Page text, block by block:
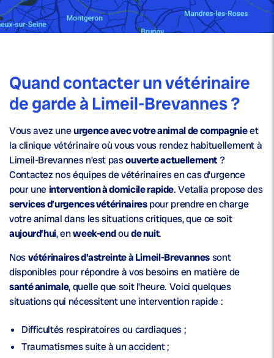
Quand contacter un vétérinaire
de garde à Limeil-Brevannes ?
Vous avez uneurgence avec votre animal de compagnieet
la clinique vétérinaire où vous vous rendez habituellement à
Limeil-Brevannes n’est pasouverte actuellement?
Contactez nos équipes de vétérinaires en cas d’urgence
pour uneintervention à domicile rapide. Vetalia propose des
services d’urgences vétérinairespour prendre en charge
votre animal dans les situations critiques, que ce soit
aujourd’hui, enweek-endoude nuit.
Nosvétérinaires d’astreinte à Limeil-Brevannessont
disponibles pour répondre à vos besoins en matière de
santé animale, quelle que soit l’heure. Voici quelques
situations qui nécessitent une intervention rapide :
Difficultés respiratoires ou cardiaques ;
Traumatismes suite à un accident ;